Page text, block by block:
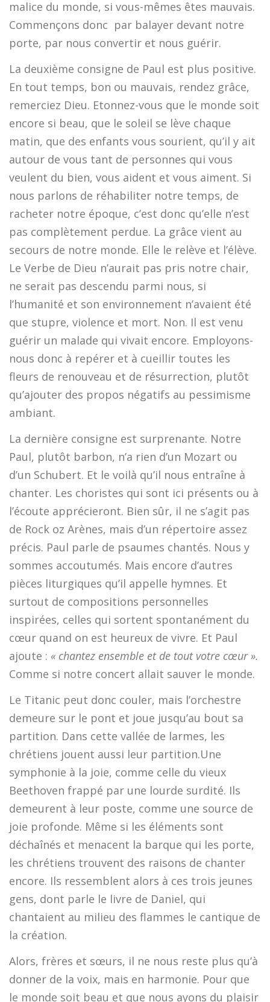
malice du monde, si vous-mêmes êtes mauvais.
Commençons donc par balayer devant notre
porte, par nous convertir et nous guérir.
La deuxième consigne de Paul est plus positive.
En tout temps, bon ou mauvais, rendez grâce,
remerciez Dieu. Etonnez-vous que le monde soit
encore si beau, que le soleil se lève chaque
matin, que des enfants vous sourient, qu’il y ait
autour de vous tant de personnes qui vous
veulent du bien, vous aident et vous aiment. Si
nous parlons de réhabiliter notre temps, de
racheter notre époque, c’est donc qu’elle n’est
pas complètement perdue. La grâce vient au
secours de notre monde. Elle le relève et l’élève.
Le Verbe de Dieu n’aurait pas pris notre chair,
ne serait pas descendu parmi nous, si
l’humanité et son environnement n’avaient été
que stupre, violence et mort. Non. Il est venu
guérir un malade qui vivait encore. Employons-
nous donc à repérer et à cueillir toutes les
fleurs de renouveau et de résurrection, plutôt
qu’ajouter des propos négatifs au pessimisme
ambiant.
La dernière consigne est surprenante. Notre
Paul, plutôt barbon, n’a rien d’un Mozart ou
d’un Schubert. Et le voilà qu’il nous entraîne à
chanter. Les choristes qui sont ici présents ou à
l’écoute apprécieront. Bien sûr, il ne s’agit pas
de Rock oz Arènes, mais d’un répertoire assez
précis. Paul parle de psaumes chantés. Nous y
sommes accoutumés. Mais encore d’autres
pièces liturgiques qu’il appelle hymnes. Et
surtout de compositions personnelles
inspirées, celles qui sortent spontanément du
cœur quand on est heureux de vivre. Et Paul
ajoute : « chantez ensemble et de tout votre cœur ».
Comme si notre concert allait sauver le monde.
Le Titanic peut donc couler, mais l’orchestre
demeure sur le pont et joue jusqu’au bout sa
partition. Dans cette vallée de larmes, les
chrétiens jouent aussi leur partition.Une
symphonie à la joie, comme celle du vieux
Beethoven frappé par une lourde surdité. Ils
demeurent à leur poste, comme une source de
joie profonde. Même si les éléments sont
déchaînés et menacent la barque qui les porte,
les chrétiens trouvent des raisons de chanter
encore. Ils ressemblent alors à ces trois jeunes
gens, dont parle le livre de Daniel, qui
chantaient au milieu des flammes le cantique de
la création.
Alors, frères et sœurs, il ne nous reste plus qu’à
donner de la voix, mais en harmonie. Pour que
le monde soit beau et que nous ayons du plaisir